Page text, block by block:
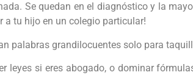
Se quedan en el diagnóstico y la
a tu hijo en un colegio particular!
palabras grandilocuentes solo para
leyes si eres abogado, o dominar